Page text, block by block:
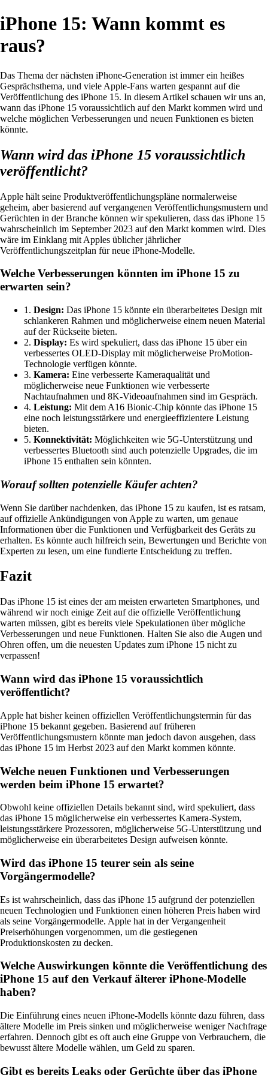
iPhone 15: Wann kommt es
raus?
Das Thema der nächsten iPhone-Generation ist immer ein heißes
Gesprächsthema, und viele Apple-Fans warten gespannt auf die
Veröffentlichung des iPhone 15. In diesem Artikel schauen wir uns an,
wann das iPhone 15 voraussichtlich auf den Markt kommen wird und
welche möglichen Verbesserungen und neuen Funktionen es bieten
könnte.
Wann wird das iPhone 15 voraussichtlich
veröffentlicht?
Apple hält seine Produktveröffentlichungspläne normalerweise
geheim, aber basierend auf vergangenen Veröffentlichungsmustern und
Gerüchten in der Branche können wir spekulieren, dass das iPhone 15
wahrscheinlich im September 2023 auf den Markt kommen wird. Dies
wäre im Einklang mit Apples üblicher jährlicher
Veröffentlichungszeitplan für neue iPhone-Modelle.
Welche Verbesserungen könnten im iPhone 15 zu
erwarten sein?
1. Design: Das iPhone 15 könnte ein überarbeitetes Design mit
schlankeren Rahmen und möglicherweise einem neuen Material
auf der Rückseite bieten.
2. Display: Es wird spekuliert, dass das iPhone 15 über ein
verbessertes OLED-Display mit möglicherweise ProMotion-
Technologie verfügen könnte.
3. Kamera: Eine verbesserte Kameraqualität und
möglicherweise neue Funktionen wie verbesserte
Nachtaufnahmen und 8K-Videoaufnahmen sind im Gespräch.
4. Leistung: Mit dem A16 Bionic-Chip könnte das iPhone 15
eine noch leistungsstärkere und energieeffizientere Leistung
bieten.
5. Konnektivität: Möglichkeiten wie 5G-Unterstützung und
verbessertes Bluetooth sind auch potenzielle Upgrades, die im
iPhone 15 enthalten sein könnten.
Worauf sollten potenzielle Käufer achten?
Wenn Sie darüber nachdenken, das iPhone 15 zu kaufen, ist es ratsam,
auf offizielle Ankündigungen von Apple zu warten, um genaue
Informationen über die Funktionen und Verfügbarkeit des Geräts zu
erhalten. Es könnte auch hilfreich sein, Bewertungen und Berichte von
Experten zu lesen, um eine fundierte Entscheidung zu treffen.
Fazit
Das iPhone 15 ist eines der am meisten erwarteten Smartphones, und
während wir noch einige Zeit auf die offizielle Veröffentlichung
warten müssen, gibt es bereits viele Spekulationen über mögliche
Verbesserungen und neue Funktionen. Halten Sie also die Augen und
Ohren offen, um die neuesten Updates zum iPhone 15 nicht zu
verpassen!
Wann wird das iPhone 15 voraussichtlich
veröffentlicht?
Apple hat bisher keinen offiziellen Veröffentlichungstermin für das
iPhone 15 bekannt gegeben. Basierend auf früheren
Veröffentlichungsmustern könnte man jedoch davon ausgehen, dass
das iPhone 15 im Herbst 2023 auf den Markt kommen könnte.
Welche neuen Funktionen und Verbesserungen
werden beim iPhone 15 erwartet?
Obwohl keine offiziellen Details bekannt sind, wird spekuliert, dass
das iPhone 15 möglicherweise ein verbessertes Kamera-System,
leistungsstärkere Prozessoren, möglicherweise 5G-Unterstützung und
möglicherweise ein überarbeitetes Design aufweisen könnte.
Wird das iPhone 15 teurer sein als seine
Vorgängermodelle?
Es ist wahrscheinlich, dass das iPhone 15 aufgrund der potenziellen
neuen Technologien und Funktionen einen höheren Preis haben wird
als seine Vorgängermodelle. Apple hat in der Vergangenheit
Preiserhöhungen vorgenommen, um die gestiegenen
Produktionskosten zu decken.
Welche Auswirkungen könnte die Veröffentlichung des
iPhone 15 auf den Verkauf älterer iPhone-Modelle
haben?
Die Einführung eines neuen iPhone-Modells könnte dazu führen, dass
ältere Modelle im Preis sinken und möglicherweise weniger Nachfrage
erfahren. Dennoch gibt es oft auch eine Gruppe von Verbrauchern, die
bewusst ältere Modelle wählen, um Geld zu sparen.
Gibt es bereits Leaks oder Gerüchte über das iPhone